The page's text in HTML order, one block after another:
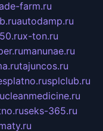
farm.ru
autodamp.ru
x-ton.ru
manunae.ru
tajuncos.ru
splclub.ru
cleanmedicine.ru
seks-365.ru